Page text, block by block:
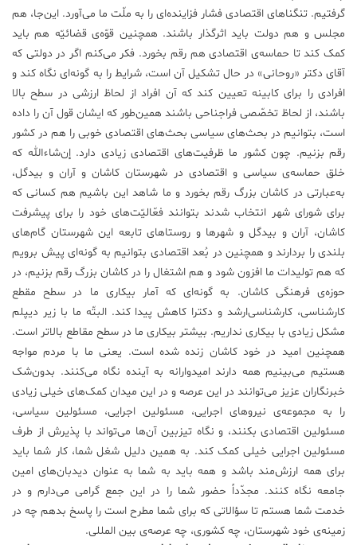
گرفتیم. تنگناهای اقتصادی فشار فزاینده‌ای را به ملّت ما می‌آورد. این‌جا، هم
مجلس و هم دولت باید اثرگذار باشند. همچنین قوّه‌ی قضائیّه هم باید
کمک کند تا حماسه‌ی اقتصادی هم رقم بخورد. فکر می‌کنم اگر در دولتی که
آقای دکتر «روحانی» در حال تشکیل آن است، شرایط را به گونه‌ای نگاه کند و
افرادی را برای کابینه تعیین کند که آن افراد از لحاظ ارزشی در سطح بالا
باشند، از لحاظ تخصّصی فراجناحی باشند همین‌طور که ایشان قول آن را داده
است، بتوانیم در بحث‌های سیاسی بحث‌های اقتصادی خوبی را هم در کشور
رقم بزنیم. چون کشور ما ظرفیت‌های اقتصادی زیادی دارد. إن‌شاءالله که
خلق حماسه‌ی سیاسی و اقتصادی در شهرستان کاشان و آران و بیدگل،
به‌عبارتی در کاشان بزرگ رقم بخورد و ما شاهد این باشیم هم کسانی که
برای شورای شهر انتخاب شدند بتوانند فعّالیّت‌های خود را برای پیشرفت
کاشان، آران و بیدگل و شهرها و روستاهای تابعه این شهرستان گام‌های
بلندی را بردارند و همچنین در بُعد اقتصادی بتوانیم به گونه‌ای پیش برویم
که هم تولیدات ما افزون شود و هم اشتغال را در کاشان بزرگ رقم بزنیم، در
حوزه‌ی فرهنگی کاشان. به گونه‌ای که آمار بیکاری ما در سطح مقطع
کارشناسی، کارشناسی‌ارشد و دکترا کاهش پیدا کند. البتّه ما با زیر دیپلم
مشکل زیادی با بیکاری نداریم. بیشتر بیکاری ما در سطح مقاطع بالاتر است.
همچنین امید در خود کاشان زنده شده است. یعنی ما با مردم مواجه
هستیم می‌بینیم همه دارند امیدوارانه به آینده نگاه می‌کنند. بدون‌شک
خبرنگاران عزیز می‌توانند در این عرصه و در این میدان کمک‌های خیلی زیادی
را به مجموعه‌ی نیروهای اجرایی، مسئولین اجرایی، مسئولین سیاسی،
مسئولین اقتصادی بکنند، و نگاه تیزبین آن‌ها می‌تواند با پذیرش از طرف
مسئولین اجرایی خیلی کمک کند. به همین دلیل شغل شما، کار شما باید
برای همه ارزش‌مند باشد و همه باید به شما به عنوان دیدبان‌های امین
جامعه نگاه کنند. مجدّداً حضور شما را در این جمع گرامی می‌دارم و در
خدمت شما هستم تا سؤالاتی که برای شما مطرح است را پاسخ بدهم چه در
زمینه‌ی خود شهرستان، چه کشوری، چه عرصه‌ی بین المللی.